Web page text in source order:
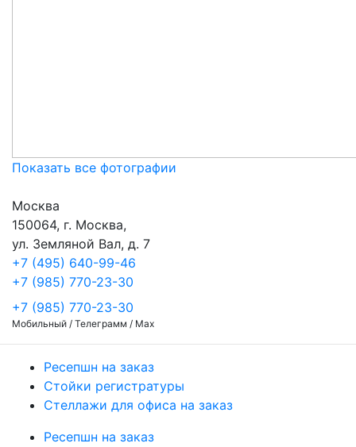
Показать все фотографии
Москва
150064, г. Москва,
ул. Земляной Вал, д. 7
+7 (495) 640-99-46
+7 (985) 770-23-30
+7 (985) 770-23-30
Мобильный / Телеграмм / Max
Ресепшн на заказ
Стойки регистратуры
Стеллажи для офиса на заказ
Ресепшн на заказ